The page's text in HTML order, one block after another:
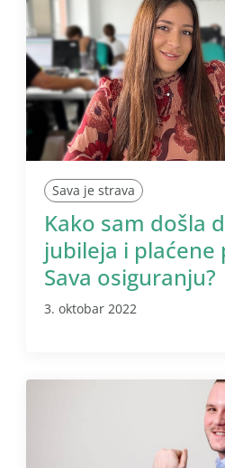
Sava je strava
Kako sam došla
jubileja i plaćene
Sava osiguranju?
3. oktobar 2022